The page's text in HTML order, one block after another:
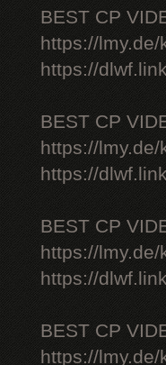
BEST CP
https://lmy.de/
https://
BEST CP
https://lmy.de/
https://
BEST CP
https://lmy.de/
https://
BEST CP
https://lmy.de/